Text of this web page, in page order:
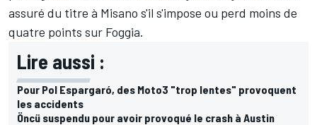
assuré du titre à Misano s'il s'impose ou perd moins de
quatre points sur Foggia.
Lire aussi :
Pour Pol Espargaró, des Moto3 "trop lentes" provoquent
les accidents
Öncü suspendu pour avoir provoqué le crash à Austin